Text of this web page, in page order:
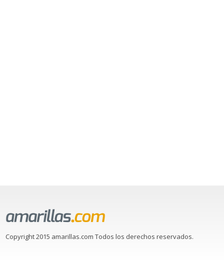
Copyright 2015 amarillas.com Todos los derechos reservados.